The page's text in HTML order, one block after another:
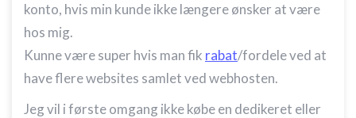
konto, hvis min kunde ikke længere ønsker at være
hos mig.
Kunne være super hvis man fik rabat/fordele ved at
have flere websites samlet ved webhosten.
Jeg vil i første omgang ikke købe en dedikeret eller